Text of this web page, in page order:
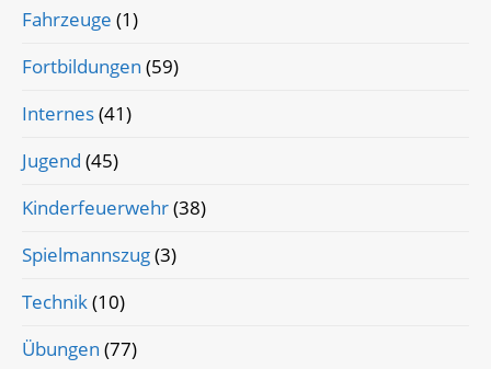
Fahrzeuge (1)
Fortbildungen (59)
Internes(41)
Jugend (45)
Kinderfeuerwehr(38)
Spielmannszug(3)
Technik(10)
Übungen (77)